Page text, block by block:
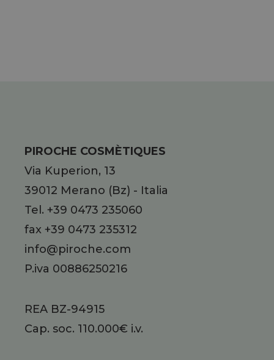
PIROCHE COSMÈTIQUES
Via Kuperion, 13
39012 Merano (Bz) - Italia
Tel.+39 0473 235060
fax +39 0473 235312
info@piroche.com
P.iva 00886250216
REA BZ-94915
Cap. soc. 110.000€ i.v.